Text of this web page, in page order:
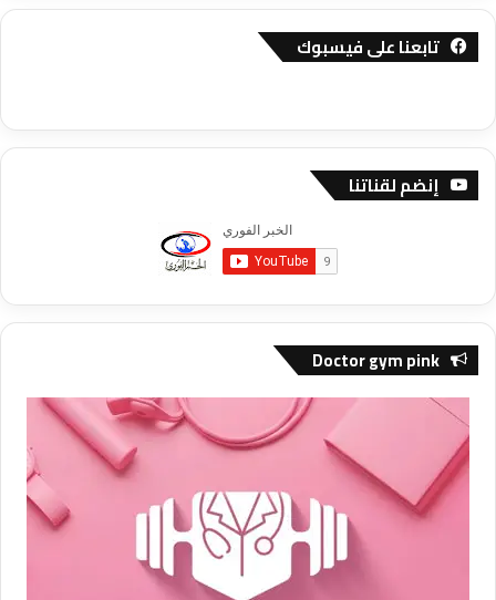
تابعنا على فيسبوك
إنضم لقناتنا
Doctor gym pink